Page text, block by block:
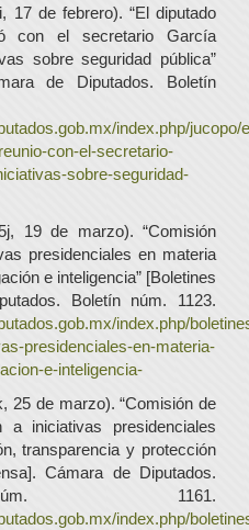
17 de febrero). “El diputado
con el secretario García
sobre seguridad pública”
de Diputados. Boletín
index.php/jucopo/
con-el-secretario-
sobre-seguridad-
19 de marzo). “Comisión
presidenciales en materia
e inteligencia” [Boletines
Boletín núm. 1123.
index.php/
presidenciales-en-materia-
e-inteligencia-
25 de marzo). “Comisión de
a iniciativas presidenciales
transparencia y protección
Cámara de Diputados.
1161.
index.php/